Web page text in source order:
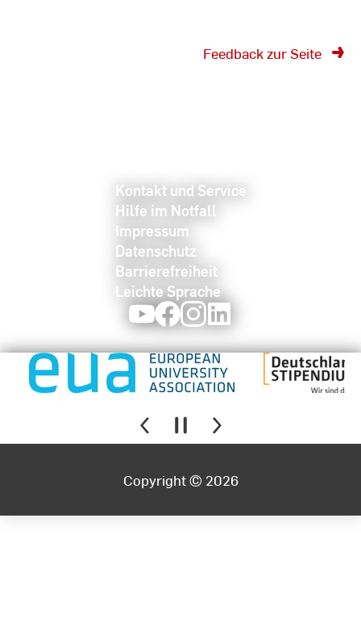
Feedback zur Seite
Kontakt und Service
Hilfe im Notfall
Impressum
Datenschutz
Barrierefreiheit
Leichte Sprache
YoutubeFacebookInstagram
Copyright © 2026